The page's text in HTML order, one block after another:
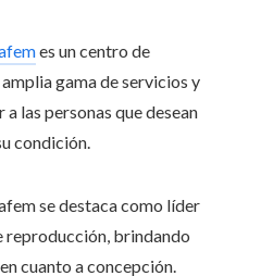
es un centro de
gama de servicios y
las personas que desean
condición.
se destaca como líder
reproducción, brindando
cuanto a concepción.